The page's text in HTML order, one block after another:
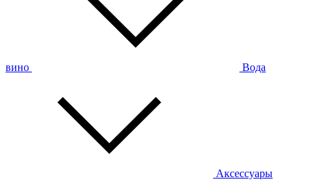
вино Вода
Аксессуары